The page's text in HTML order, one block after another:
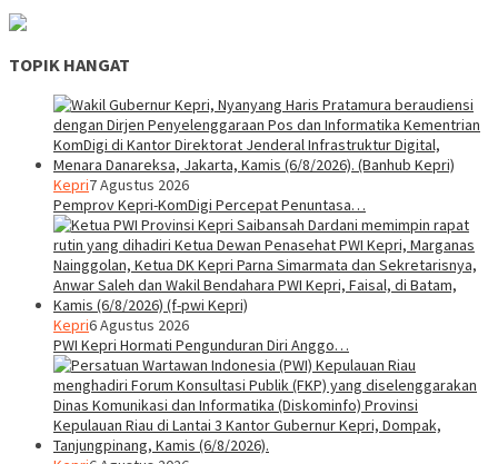
TOPIK HANGAT
Kepri7 Agustus 2026
Pemprov Kepri-KomDigi Percepat Penuntasa…
Kepri6 Agustus 2026
PWI Kepri Hormati Pengunduran Diri Anggo…